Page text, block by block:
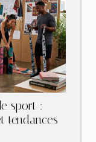
sport :
tendances